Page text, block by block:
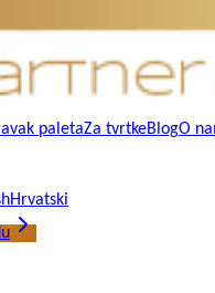
paletaZa tvrtkeBlogO
Hrvatski